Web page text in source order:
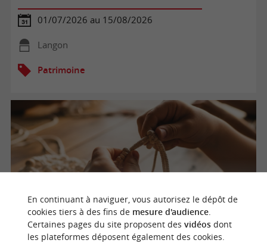
01/07/2026 au 15/08/2026
Langon
Patrimoine
Visit'atelier Brins de Garonne
En continuant à naviguer, vous autorisez le dépôt de
cookies tiers à des fins de mesure d'audience.
Certaines pages du site proposent des vidéosdont
les plateformes déposent également des cookies.